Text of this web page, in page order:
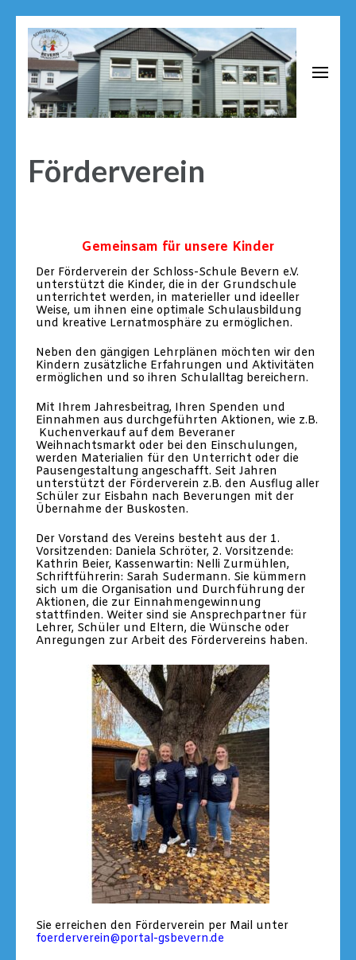
Förderverein
Gemeinsam für unsere Kinder
Der Förderverein der Schloss-Schule Bevern e.V.
unterstützt die Kinder, die in der Grundschule
unterrichtet werden, in materieller und ideeller
Weise, um ihnen eine optimale Schulausbildung
und kreative Lernatmosphäre zu ermöglichen.
Neben den gängigen Lehrplänen möchten wir den
Kindern zusätzliche Erfahrungen und Aktivitäten
ermöglichen und so ihren Schulalltag bereichern.
Mit Ihrem Jahresbeitrag, Ihren Spenden und
Einnahmen aus durchgeführten Aktionen, wie z.B.
Kuchenverkauf auf dem Beveraner
Weihnachtsmarkt oder bei den Einschulungen,
werden Materialien für den Unterricht oder die
Pausengestaltung angeschafft. Seit Jahren
unterstützt der Förderverein z.B. den Ausflug aller
Schüler zur Eisbahn nach Beverungen mit der
Übernahme der Buskosten.
Der Vorstand des Vereins besteht aus der 1.
Vorsitzenden: Daniela Schröter, 2. Vorsitzende:
Kathrin Beier, Kassenwartin: Nelli Zurmühlen,
Schriftführerin: Sarah Sudermann. Sie kümmern
sich um die Organisation und Durchführung der
Aktionen, die zur Einnahmengewinnung
stattfinden. Weiter sind sie Ansprechpartner für
Lehrer, Schüler und Eltern, die Wünsche oder
Anregungen zur Arbeit des Fördervereins haben.
Sie erreichen den Förderverein per Mail unter
foerderverein@portal-gsbevern.de